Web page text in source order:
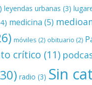
leyendas urbanas (3)
medicina (5)
móviles (2) obituario (2)
crítico (11)
radio (3) Sin